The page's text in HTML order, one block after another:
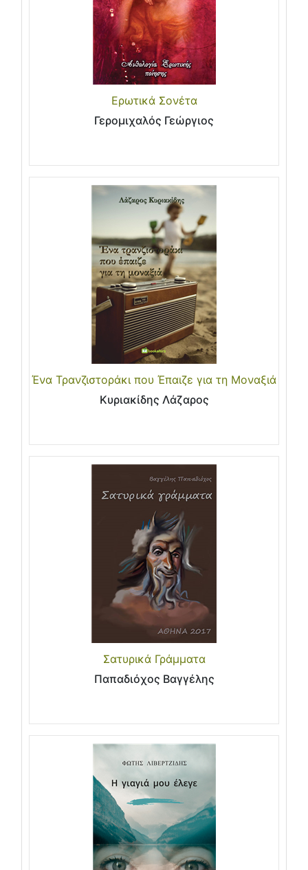
Ερωτικά Σονέτα
Γερομιχαλός Γεώργιος
Ένα Τρανζιστοράκι που Έπαιζε για τη Μοναξιά
Κυριακίδης Λάζαρος
Σατυρικά Γράμματα
Παπαδιόχος Βαγγέλης